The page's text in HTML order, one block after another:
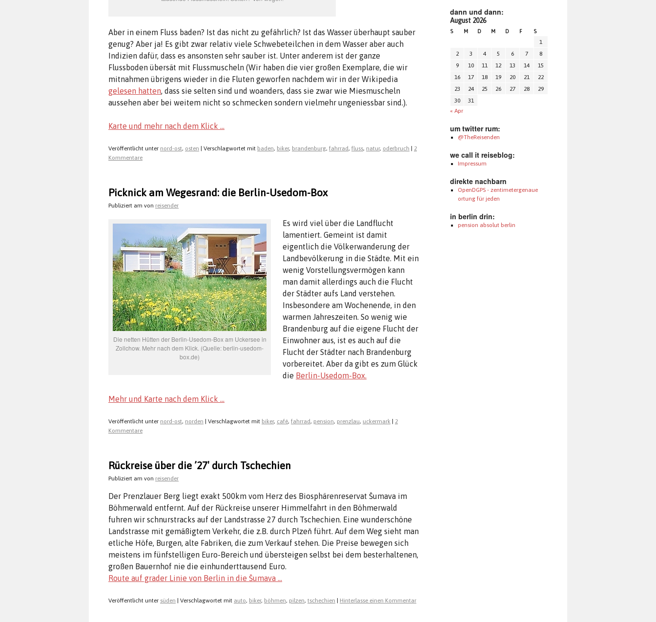
Aber in einem Fluss baden? Ist das nicht zu gefährlich? Ist das Wasser überhaupt sauber
genug? Aber ja! Es gibt zwar relativ viele Schwebeteilchen in dem Wasser aber auch
Indizien dafür, dass es ansonsten sehr sauber ist. Unter anderem ist der ganze
Flussboden übersät mit Flussmuscheln (Wir haben die vier großen Exemplare, die wir
mitnahmen übrigens wieder in die Fluten geworfen nachdem wir in der Wikipedia
gelesen hatten, dass sie selten sind und woanders, dass sie zwar wie Miesmuscheln
aussehen aber bei weitem nicht so schmecken sondern vielmehr ungeniessbar sind.).
Karte und mehr nach dem Klick …
Veröffentlicht unter nord-ost, osten Verschlagwortet mit baden, biker, brandenburg, fahrrad, fluss, natur, oderbruch
2
Kommentare
Picknick am Wegesrand: die Berlin-Usedom-Box
Publiziert am von reisender
Die netten Hütten der Berlin-Usedom-Box am Uckersee in
Zollchow. Mehr nach dem Klick. (Quelle: berlin-usedom-
box.de)
Es wird viel über die Landflucht
lamentiert. Gemeint ist damit
eigentlich die Völkerwanderung der
Landbevölkerung in die Städte. Mit ein
wenig Vorstellungsvermögen kann
man damit allerdings auch die Flucht
der Städter aufs Land verstehen.
Insbesondere am Wochenende, in den
warmen Jahreszeiten. So wenig wie
Brandenburg auf die eigene Flucht der
Einwohner aus, ist es auch auf die
Flucht der Städter nach Brandenburg
vorbereitet. Aber da gibt es zum Glück
die Berlin-Usedom-Box.
Mehr und Karte nach dem Klick …
Veröffentlicht unter nord-ost, norden Verschlagwortet mit biker, café, fahrrad, pension, prenzlau, uckermark
2
Kommentare
Rückreise über die ’27′ durch Tschechien
Publiziert am von reisender
Der Prenzlauer Berg liegt exakt 500km vom Herz des Biosphärenreservat Šumava im
Böhmerwald entfernt. Auf der Rückreise unserer Himmelfahrt in den Böhmerwald
fuhren wir schnurstracks auf der Landstrasse 27 durch Tschechien. Eine wunderschöne
Landstrasse mit gemäßigtem Verkehr, die z.B. durch Plzeň führt. Auf dem Weg sieht man
etliche Höfe, Burgen, alte Fabriken, die zum Verkauf stehen. Die Preise bewegen sich
meistens im fünfstelligen Euro-Bereich und übersteigen selbst bei dem besterhaltenen,
großen Bauernhof nie die einhunderttausend Euro.
Route auf grader Linie von Berlin in die Šumava …
Veröffentlicht unter süden Verschlagwortet mit auto, biker, böhmen, pilzen, tschechien Hinterlasse einen Kommentar
dann und dann:
August 2026
S M D M D F S
« Apr
1
2
3 4 5 6 7
8
9
10 11 12 13 14
15
16
17 18 19 20 21
22
23
24 25 26 27 28
29
30
31
um twitter rum:
@TheReisenden
we call it reiseblog:
Impressum
direkte nachbarn
OpenDGPS - zentimetergenaue
ortung für jeden
in berlin drin:
pension absolut berlin